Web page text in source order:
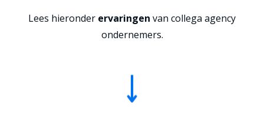
Lees hieronder ervaringen van collega agency
ondernemers.